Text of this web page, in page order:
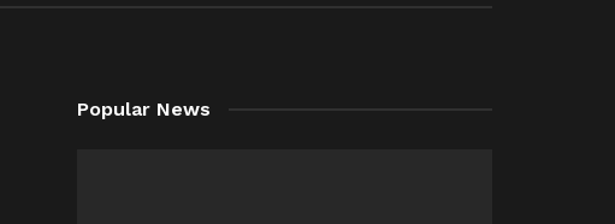
Popular News